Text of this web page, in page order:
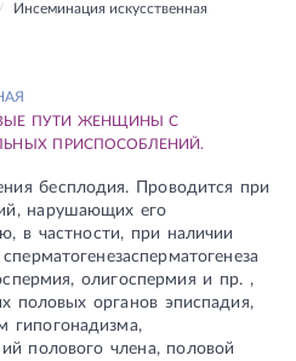
Инсеминация искусственная
ПУТИ ЖЕНЩИНЫ С
ПРИСПОСОБЛЕНИЙ.
бесплодия. Проводится при
нарушающих его
в частности, при наличии
олигоспермия и пр. ,
половых органов эписпадия,
гипогонадизма,
полового члена, половой